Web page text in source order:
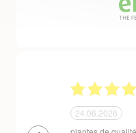
24.06.2026